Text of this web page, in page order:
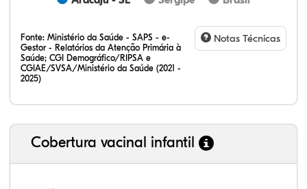
Fonte: Ministério da Saúde - SAPS - e-
Gestor - Relatórios da Atenção Primária à
Saúde; CGI Demográfico/RIPSA e
CGIAE/SVSA/Ministério da Saúde (2021 -
2025)
Notas Técnicas
Cobertura vacinal infantil